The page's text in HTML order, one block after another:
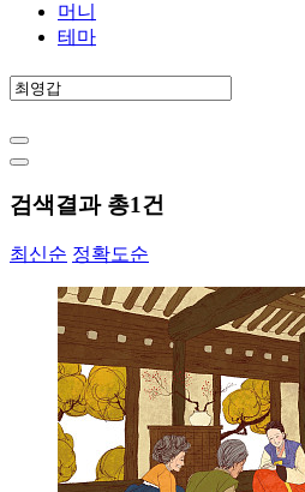
머니
테마
검색결과 총1건
최신순 정확도순